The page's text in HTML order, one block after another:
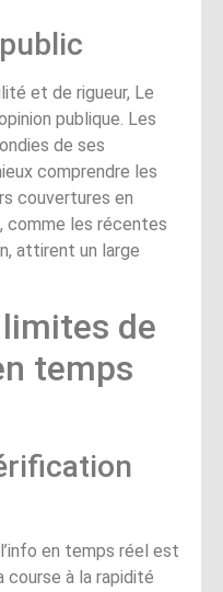
et de rigueur, Le
publique. Les
de ses
comprendre les
couvertures en
comme les récentes
attirent un large
de
temps
en temps réel est
course à la rapidité